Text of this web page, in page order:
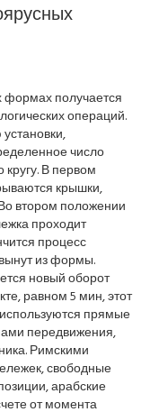
формах получается
операций.
число
В первом
крышки,
втором положении
проходит
процесс
из формы.
новый оборот
равном 5 мин, этот
прямые
передвижения,
Римскими
свободные
арабские
от момента